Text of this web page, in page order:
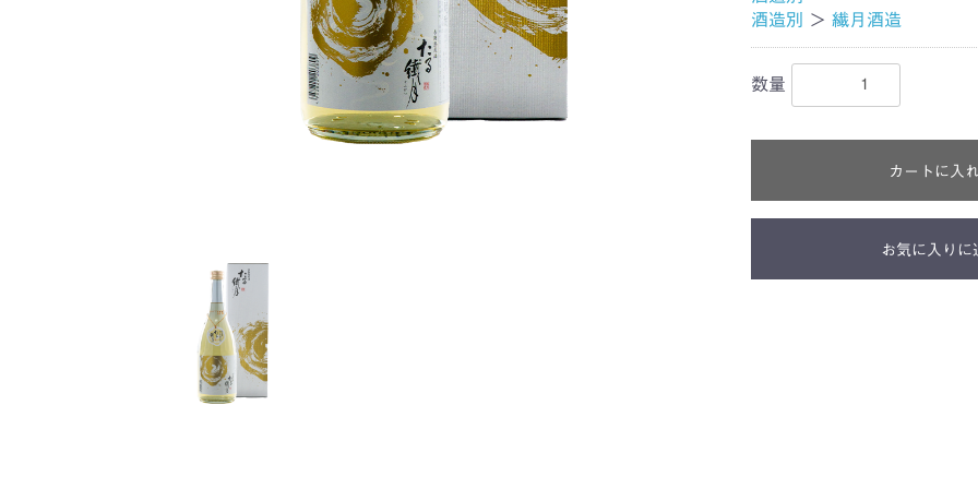
酒造別
＞ 繊月酒造
数量
カートに入
お気に入りに